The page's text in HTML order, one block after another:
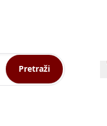
Pretraži